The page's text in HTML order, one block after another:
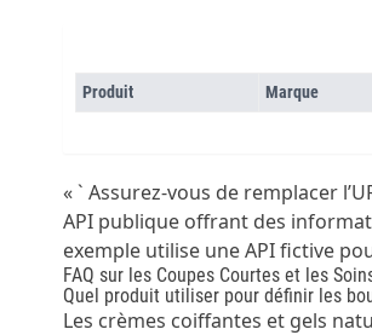
Produit Marque
« ` Assurez-vous de remplacer
API publique offrant des
exemple utilise une API fictive
FAQ sur les Coupes Courtes et les
Quel produit utiliser pour définir les
Les crèmes coiffantes et gels